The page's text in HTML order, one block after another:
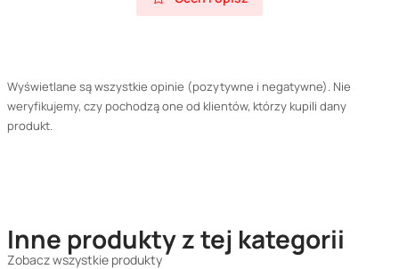
Wyświetlane są wszystkie opinie (pozytywne i negatywne). Nie
weryfikujemy, czy pochodzą one od klientów, którzy kupili dany
produkt.
Inne produkty z tej kategorii
Zobacz wszystkie produkty